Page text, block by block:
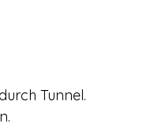
Tunnel.